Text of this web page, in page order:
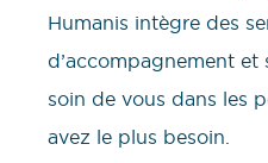
Humanis intègre des
d’accompagnement et
soin de vous dans les
avez le plus besoin.